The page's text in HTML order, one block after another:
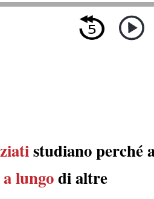
studiano perché
lungodi altre